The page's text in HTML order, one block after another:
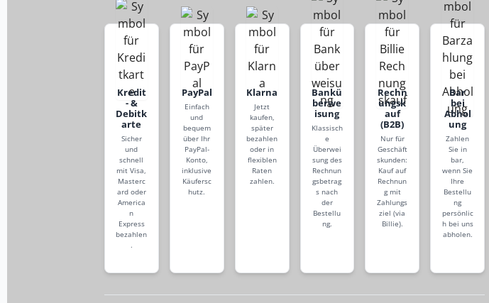
Kredit
- &
Debitk
arte
Sicher
und
schnell
mit Visa,
Masterc
ard oder
America
n
Express
bezahlen
.
PayPal
Einfach
und
bequem
über Ihr
PayPal-
Konto,
inklusive
Käufersc
hutz.
Klarna
Jetzt
kaufen,
später
bezahlen
oder in
flexiblen
Raten
zahlen.
Bankü
berwe
isung
Klassisch
e
Überwei
sung des
Rechnun
gsbetrag
s nach
der
Bestellu
ng.
Rechn
ungsk
auf
(B2B)
Nur für
Geschäft
skunden:
Kauf auf
Rechnun
g mit
Zahlungs
ziel (via
Billie).
Bar
bei
Abhol
ung
Zahlen
Sie in
bar,
wenn Sie
Ihre
Bestellu
ng
persönlic
h bei uns
abholen.